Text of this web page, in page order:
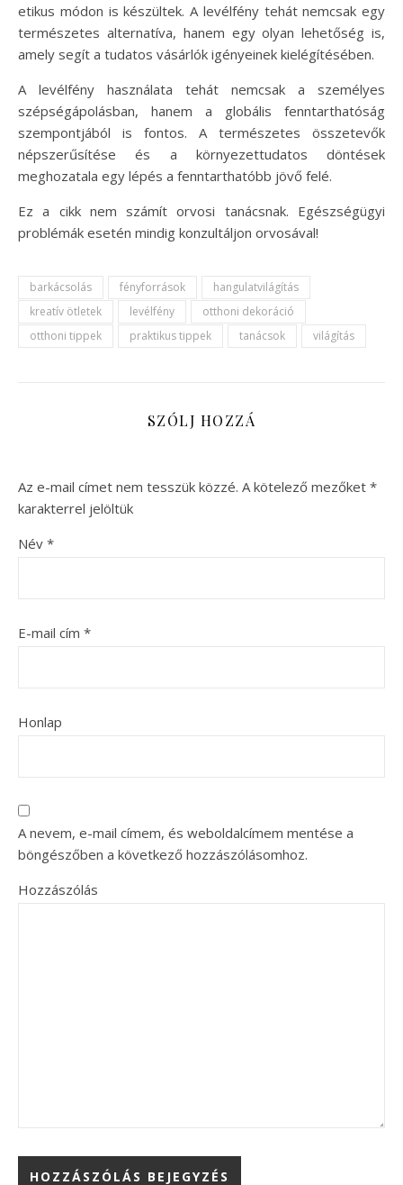
etikus módon is készültek. A levélfény tehát nemcsak egy
természetes alternatíva, hanem egy olyan lehetőség is,
amely segít a tudatos vásárlók igényeinek kielégítésében.
A levélfény használata tehát nemcsak a személyes
szépségápolásban, hanem a globális fenntarthatóság
szempontjából is fontos. A természetes összetevők
népszerűsítése és a környezettudatos döntések
meghozatala egy lépés a fenntarthatóbb jövő felé.
Ez a cikk nem számít orvosi tanácsnak. Egészségügyi
problémák esetén mindig konzultáljon orvosával!
barkácsolás fényforrások
hangulatvilágítás
kreatív ötletek
levélfény
otthoni dekoráció
otthoni tippek
praktikus tippek tanácsok világítás
SZÓLJ HOZZÁ
Az e-mail címet nem tesszük közzé. A kötelező mezőket *
karakterrel jelöltük
Név *
E-mail cím *
Honlap
A nevem, e-mail címem, és weboldalcímem mentése a
böngészőben a következő hozzászólásomhoz.
Hozzászólás